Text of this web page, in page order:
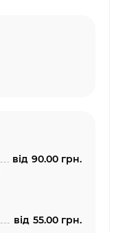
від 90.00 грн.
від 55.00 грн.